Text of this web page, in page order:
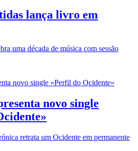
lança livro em
uma década de música com sessão
novo single
retrata um Ocidente em permanente